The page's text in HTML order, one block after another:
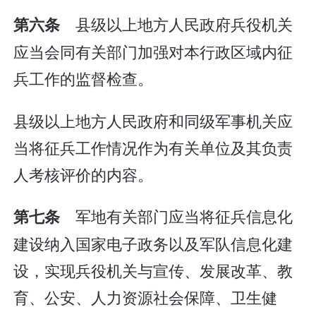
第六条 县级以上地方人民政府兵役机关
应当会同有关部门加强对本行政区域内征
兵工作的监督检查。
县级以上地方人民政府和同级军事机关应
当将征兵工作情况作为有关单位及其负责
人考核评价的内容。
第七条 军地有关部门应当将征兵信息化
建设纳入国家电子政务以及军队信息化建
设，实现兵役机关与宣传、发展改革、教
育、公安、人力资源社会保障、卫生健